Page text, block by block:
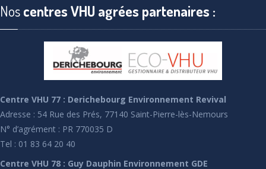
Noscentres VHU agrées partenaires :
Centre VHU 77 : Derichebourg Environnement Revival
Adresse : 54 Rue des Prés, 77140 Saint-Pierre-lès-Nemours
N° d’agrément : PR 770035 D
Tel : 01 83 64 20 40
Centre VHU 78 : Guy Dauphin Environnement GDE